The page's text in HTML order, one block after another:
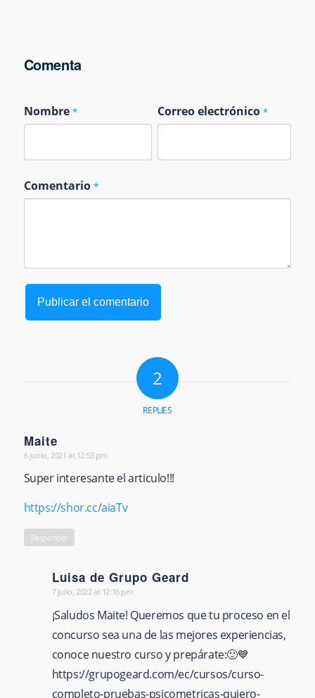
Comenta
Nombre * Correo electrónico *
Comentario *
2
REPLIES
Maite
says:
6 junio, 2021 at 12:53 pm
Super interesante el articulo!!!
https://shor.cc/aiaTv
Responder
Luisa de Grupo Geard
says:
7 julio, 2022 at 12:16 pm
¡Saludos Maite! Queremos que tu proceso en el
concurso sea una de las mejores experiencias,
conoce nuestro curso y prepárate:🙂💙
https://grupogeard.com/ec/cursos/curso-
completo-pruebas-psicometricas-quiero-